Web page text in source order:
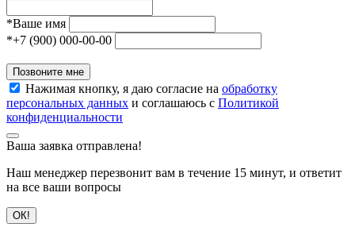
*Ваше имя
*+7 (900) 000-00-00
Позвоните мне
Нажимая кнопку, я даю согласие на обработку
персональных данных и соглашаюсь с Политикой
конфиденциальности
Ваша заявка отправлена!
Наш менеджер перезвонит вам в течение 15 минут, и ответит
на все ваши вопросы
ОК!